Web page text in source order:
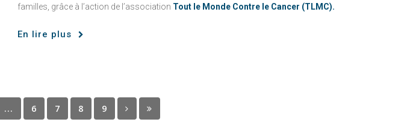
familles, grâce à l’action de l’association Tout le Monde Contre le Cancer (TLMC).
En lire plus
... 6 7 8 9